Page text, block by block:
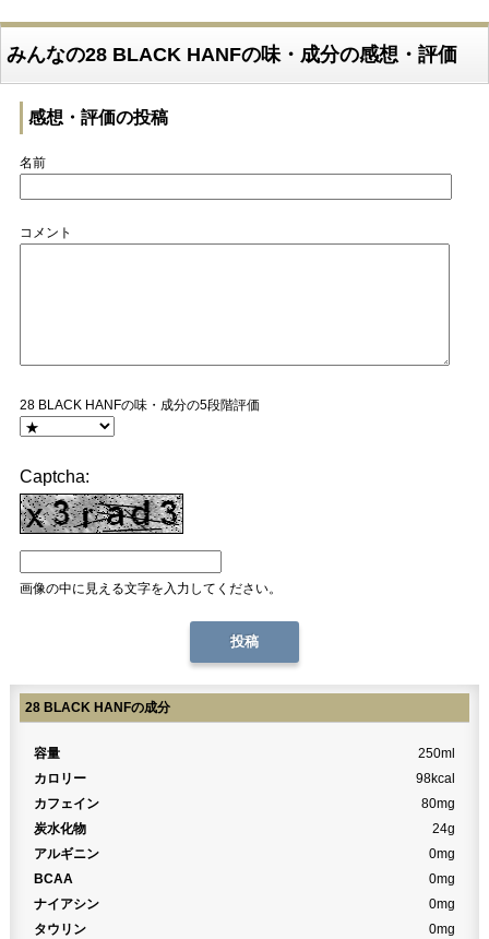
みんなの28 BLACK HANFの味・成分の感想・評価
感想・評価の投稿
名前
コメント
28 BLACK HANFの味・成分の5段階評価
Captcha:
画像の中に見える文字を入力してください。
28 BLACK HANFの成分
容量
250ml
カロリー
98kcal
カフェイン
80mg
炭水化物
24g
アルギニン
0mg
BCAA
0mg
ナイアシン
0mg
タウリン
0mg